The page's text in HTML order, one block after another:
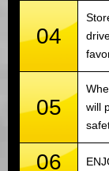
04
05
will
06